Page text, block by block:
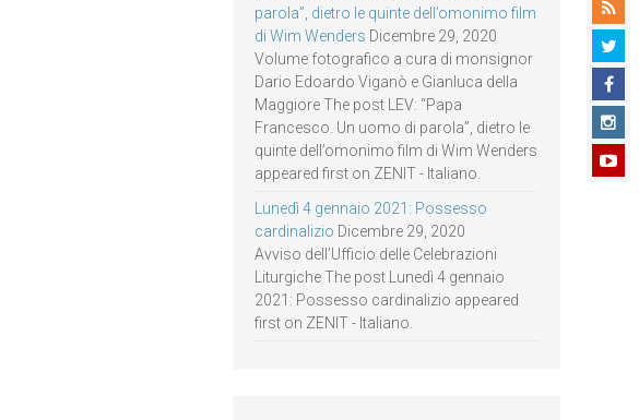
parola”, dietro le quinte dell’omonimo film
di Wim Wenders Dicembre 29, 2020
Volume fotografico a cura di monsignor
Dario Edoardo Viganò e Gianluca della
Maggiore The post LEV: “Papa
Francesco. Un uomo di parola”, dietro le
quinte dell’omonimo film di Wim Wenders
appeared first on ZENIT - Italiano.
Lunedì 4 gennaio 2021: Possesso
cardinalizio Dicembre 29, 2020
Avviso dell’Ufficio delle Celebrazioni
Liturgiche The post Lunedì 4 gennaio
2021: Possesso cardinalizio appeared
first on ZENIT - Italiano.